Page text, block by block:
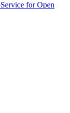
for Open